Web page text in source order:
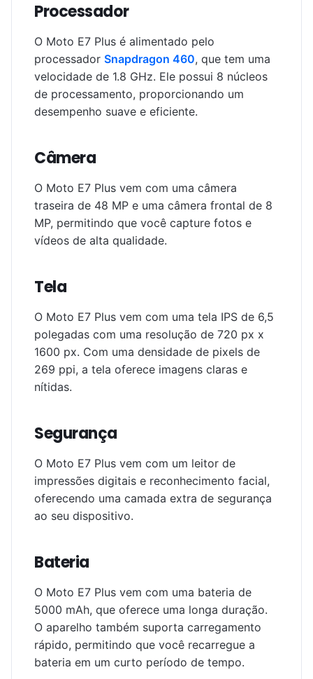
Processador
O Moto E7 Plus é alimentado pelo
processador Snapdragon 460, que tem uma
velocidade de 1.8 GHz. Ele possui 8 núcleos
de processamento, proporcionando um
desempenho suave e eficiente.
Câmera
O Moto E7 Plus vem com uma câmera
traseira de 48 MP e uma câmera frontal de 8
MP, permitindo que você capture fotos e
vídeos de alta qualidade.
Tela
O Moto E7 Plus vem com uma tela IPS de 6,5
polegadas com uma resolução de 720 px x
1600 px. Com uma densidade de pixels de
269 ppi, a tela oferece imagens claras e
nítidas.
Segurança
O Moto E7 Plus vem com um leitor de
impressões digitais e reconhecimento facial,
oferecendo uma camada extra de segurança
ao seu dispositivo.
Bateria
O Moto E7 Plus vem com uma bateria de
5000 mAh, que oferece uma longa duração.
O aparelho também suporta carregamento
rápido, permitindo que você recarregue a
bateria em um curto período de tempo.